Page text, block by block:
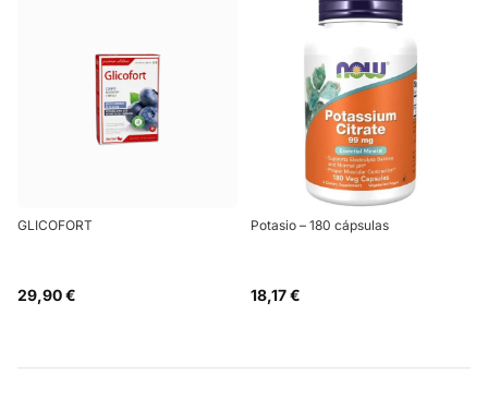
GLICOFORT
29,90 €
Potasio – 180 cápsulas
18,17 €